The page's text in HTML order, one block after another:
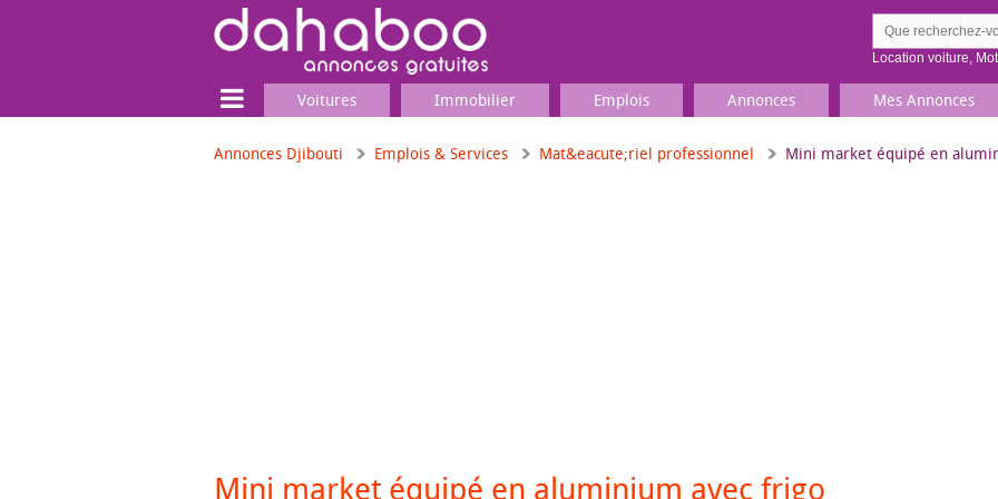
Location voiture,
Voitures Immobilier Emplois Annonces Mes Annonces
Annonces Djibouti Emplois & Services Mat&eacute;riel professionnel Mini market équipé en
Mini market équipé en aluminium avec frigo